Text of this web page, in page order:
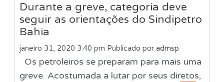
Durante a greve, categoria deve
seguir as orientações do Sindipetro
Bahia
janeiro 31, 2020 3:40 pm Publicado por admsp
Os petroleiros se preparam para mais uma
greve. Acostumada a lutar por seus diretos,